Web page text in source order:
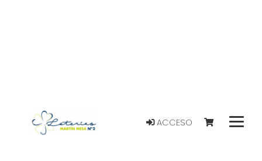
ACCESO